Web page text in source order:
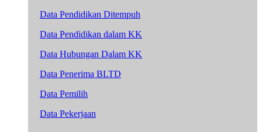
Data Pendidikan Ditempuh
Data Pendidikan dalam KK
Data Hubungan Dalam KK
Data Penerima BLTD
Data Pemilih
Data Pekerjaan